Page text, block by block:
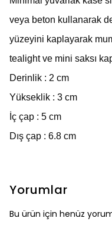
veya beton kullanarak
yüzeyini kaplayarak
tealight ve mini saksı
Derinlik : 2 cm
Yükseklik : 3 cm
İç çap : 5 cm
Dış çap : 6.8 cm
Yorumlar
Bu ürün için henüz